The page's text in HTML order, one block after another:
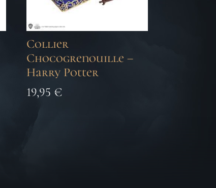
Collier
Chocogrenouille –
Harry Potter
19,95 €